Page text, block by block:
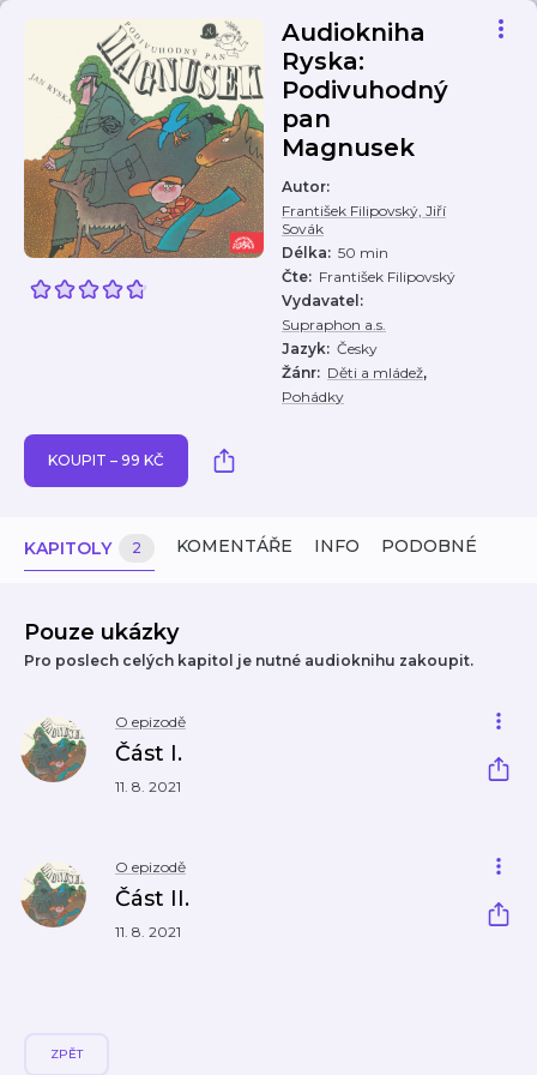
Audiokniha
Ryska:
Podivuhodný
pan
Magnusek
Autor:
František Filipovský, Jiří
Sovák
Délka: 50 min
Čte: František Filipovský
Vydavatel :
Supraphon a.s.
Jazyk: Česky
Žánr: Děti a mládež,
Pohádky
KOUPIT – 99 KČ
KAPITOLY 2 KOMENTÁŘE INFO PODOBNÉ
Pouze ukázky
Pro poslech celých kapitol je nutné audioknihu zakoupit.
O epizodě
Část I.
11. 8. 2021
O epizodě
Část II.
11. 8. 2021
ZPĚT